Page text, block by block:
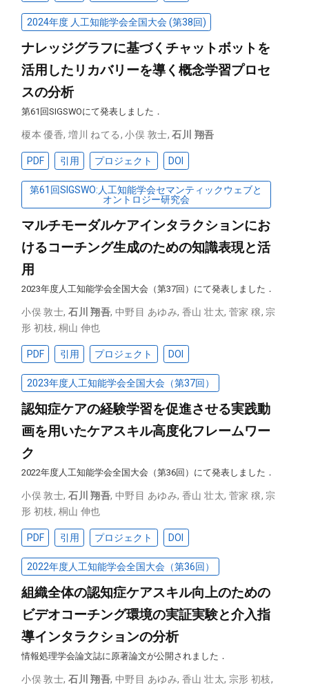
2024年度 人工知能学会全国大会 (第38回)
ナレッジグラフに基づくチャットボットを
活用したリカバリーを導く概念学習プロセ
スの分析
第61回SIGSWOにて発表しました．
榎本 優香,増川 ねてる,小俣 敦士,石川 翔吾
PDF 引用 プロジェクト DOI
第61回SIGSWO:人工知能学会セマンティックウェブと
オントロジー研究会
マルチモーダルケアインタラクションにお
けるコーチング生成のための知識表現と活
用
2023年度人工知能学会全国大会（第37回）にて発表しました．
小俣 敦士,石川 翔吾,中野目 あゆみ, 香山 壮太, 菅家 穣, 宗
形 初枝, 桐山 伸也
PDF 引用 プロジェクト DOI
2023年度人工知能学会全国大会（第37回）
認知症ケアの経験学習を促進させる実践動
画を用いたケアスキル高度化フレームワー
ク
2022年度人工知能学会全国大会（第36回）にて発表しました．
小俣 敦士,石川 翔吾,中野目 あゆみ, 香山 壮太, 菅家 穣, 宗
形 初枝, 桐山 伸也
PDF 引用 プロジェクト DOI
2022年度人工知能学会全国大会（第36回）
組織全体の認知症ケアスキル向上のための
ビデオコーチング環境の実証実験と介入指
導インタラクションの分析
情報処理学会論文誌に原著論文が公開されました．
小俣 敦士,石川 翔吾,中野目 あゆみ, 香山 壮太, 宗形 初枝,